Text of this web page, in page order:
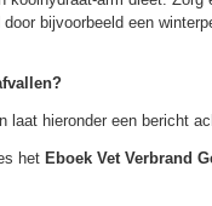
bijvoorbeeld een
laat hieronder een bericht
het Eboek Vet Verbrand